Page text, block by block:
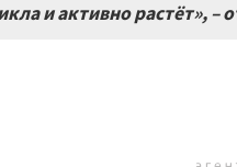
и активно растёт», –